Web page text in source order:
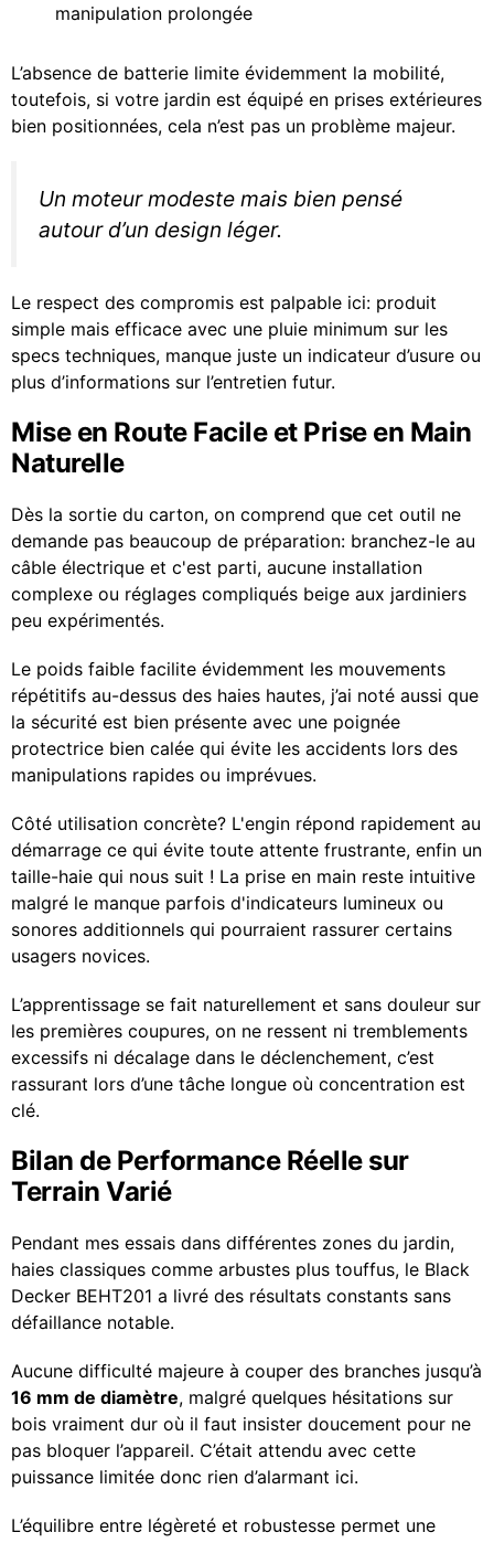
manipulation prolongée
L’absence de batterie limite évidemment la mobilité,
toutefois, si votre jardin est équipé en prises extérieures
bien positionnées, cela n’est pas un problème majeur.
Un moteur modeste mais bien pensé
autour d’un design léger.
Le respect des compromis est palpable ici: produit
simple mais efficace avec une pluie minimum sur les
specs techniques, manque juste un indicateur d’usure ou
plus d’informations sur l’entretien futur.
Mise en Route Facile et Prise en Main
Naturelle
Dès la sortie du carton, on comprend que cet outil ne
demande pas beaucoup de préparation: branchez-le au
câble électrique et c'est parti, aucune installation
complexe ou réglages compliqués beige aux jardiniers
peu expérimentés.
Le poids faible facilite évidemment les mouvements
répétitifs au-dessus des haies hautes, j’ai noté aussi que
la sécurité est bien présente avec une poignée
protectrice bien calée qui évite les accidents lors des
manipulations rapides ou imprévues.
Côté utilisation concrète? L'engin répond rapidement au
démarrage ce qui évite toute attente frustrante, enfin un
taille-haie qui nous suit ! La prise en main reste intuitive
malgré le manque parfois d'indicateurs lumineux ou
sonores additionnels qui pourraient rassurer certains
usagers novices.
L’apprentissage se fait naturellement et sans douleur sur
les premières coupures, on ne ressent ni tremblements
excessifs ni décalage dans le déclenchement, c’est
rassurant lors d’une tâche longue où concentration est
clé.
Bilan de Performance Réelle sur
Terrain Varié
Pendant mes essais dans différentes zones du jardin,
haies classiques comme arbustes plus touffus, le Black
Decker BEHT201 a livré des résultats constants sans
défaillance notable.
Aucune difficulté majeure à couper des branches jusqu’à
16 mm de diamètre, malgré quelques hésitations sur
bois vraiment dur où il faut insister doucement pour ne
pas bloquer l’appareil. C’était attendu avec cette
puissance limitée donc rien d’alarmant ici.
L’équilibre entre légèreté et robustesse permet une